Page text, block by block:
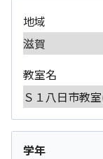
地域
教室名
学年